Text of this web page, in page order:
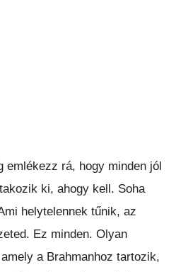
emlékezz rá, hogy minden jól
ki, ahogy kell. Soha
helytelennek tűnik, az
Ez minden. Olyan
a Brahmanhoz tartozik,